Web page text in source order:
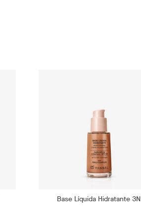
Base Líquida Hidratante 3N